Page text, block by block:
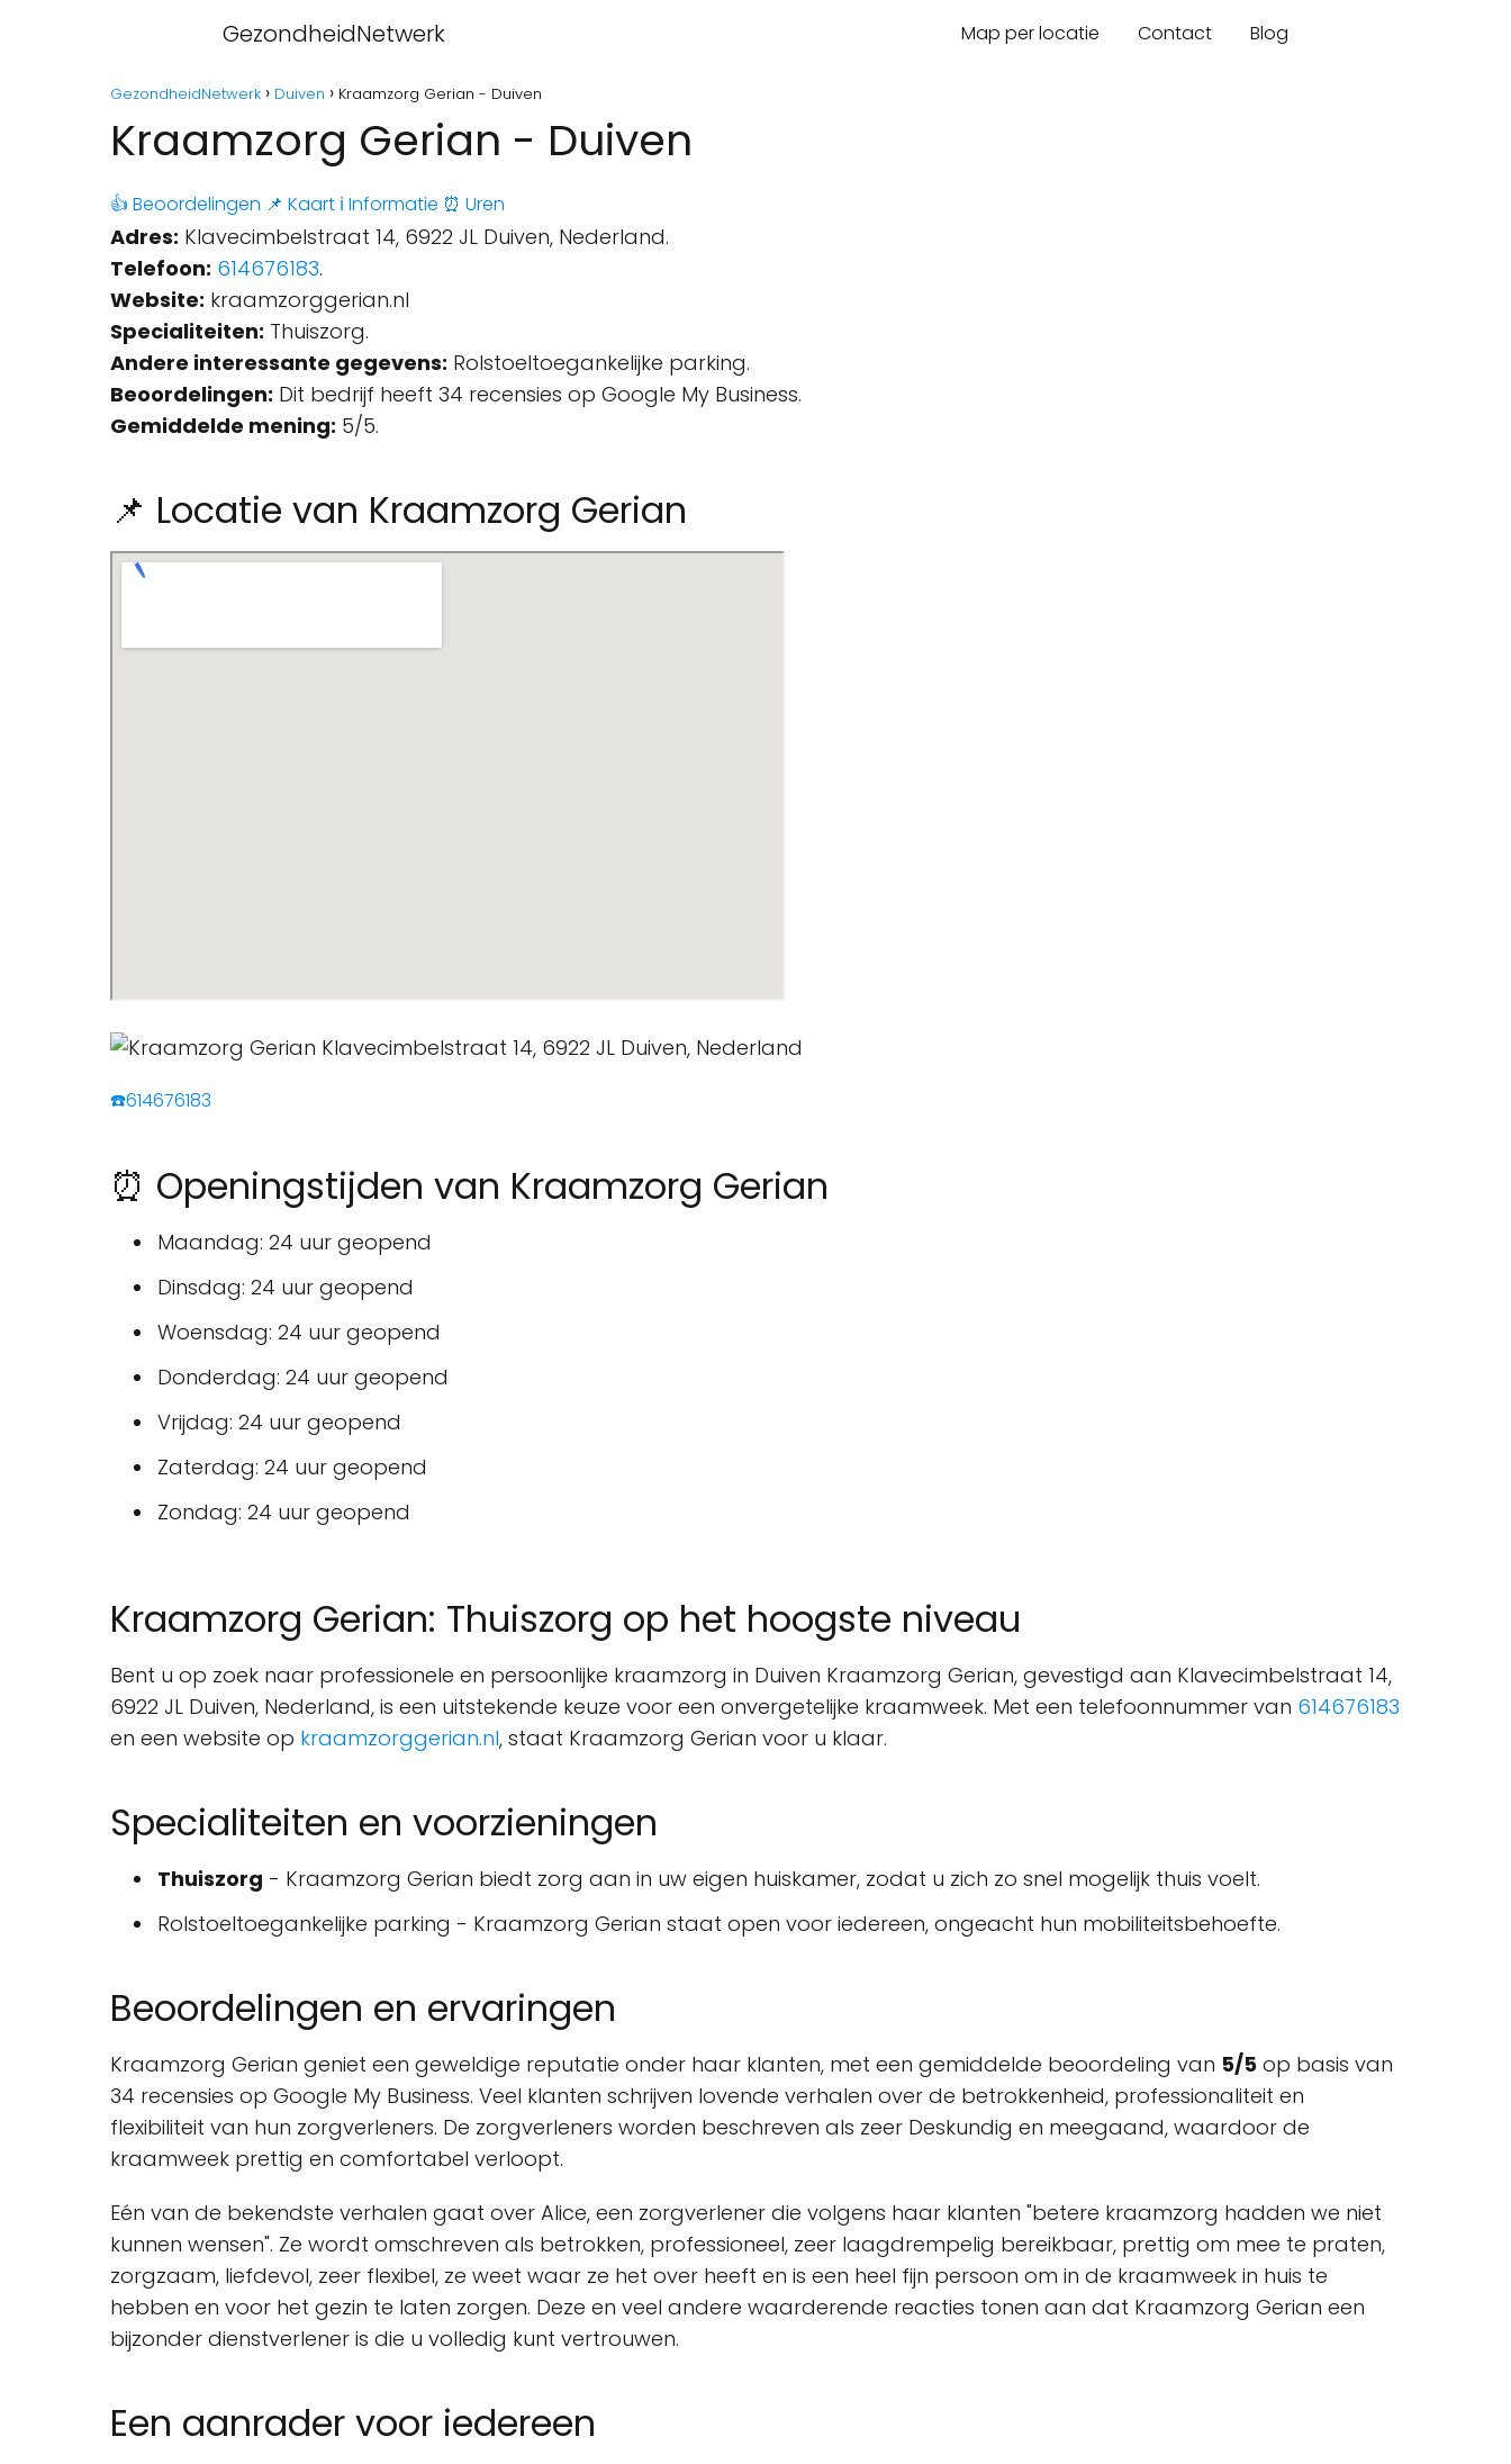
GezondheidNetwerk Map per locatie Contact Blog
GezondheidNetwerk Duiven Kraamzorg Gerian - Duiven
Kraamzorg Gerian - Duiven
👍 Beoordelingen 📌 Kaart ℹ️ Informatie ⏰ Uren
Adres: Klavecimbelstraat 14, 6922 JL Duiven, Nederland.
Telefoon: 614676183.
Website: kraamzorggerian.nl
Specialiteiten: Thuiszorg.
Andere interessante gegevens: Rolstoeltoegankelijke parking.
Beoordelingen: Dit bedrijf heeft 34 recensies op Google My Business.
Gemiddelde mening: 5/5.
📌 Locatie van Kraamzorg Gerian
☎️614676183
⏰ Openingstijden van Kraamzorg Gerian
Maandag: 24 uur geopend
Dinsdag: 24 uur geopend
Woensdag: 24 uur geopend
Donderdag: 24 uur geopend
Vrijdag: 24 uur geopend
Zaterdag: 24 uur geopend
Zondag: 24 uur geopend
Kraamzorg Gerian: Thuiszorg op het hoogste niveau
Bent u op zoek naar professionele en persoonlijke kraamzorg in Duiven Kraamzorg Gerian, gevestigd aan Klavecimbelstraat 14,
6922 JL Duiven, Nederland, is een uitstekende keuze voor een onvergetelijke kraamweek. Met een telefoonnummer van 614676183
en een website op kraamzorggerian.nl, staat Kraamzorg Gerian voor u klaar.
Specialiteiten en voorzieningen
Thuiszorg - Kraamzorg Gerian biedt zorg aan in uw eigen huiskamer, zodat u zich zo snel mogelijk thuis voelt.
Rolstoeltoegankelijke parking - Kraamzorg Gerian staat open voor iedereen, ongeacht hun mobiliteitsbehoefte.
Beoordelingen en ervaringen
Kraamzorg Gerian geniet een geweldige reputatie onder haar klanten, met een gemiddelde beoordeling van 5/5 op basis van
34 recensies op Google My Business. Veel klanten schrijven lovende verhalen over de betrokkenheid, professionaliteit en
flexibiliteit van hun zorgverleners. De zorgverleners worden beschreven als zeer Deskundig en meegaand, waardoor de
kraamweek prettig en comfortabel verloopt.
Eén van de bekendste verhalen gaat over Alice, een zorgverlener die volgens haar klanten "betere kraamzorg hadden we niet
kunnen wensen". Ze wordt omschreven als betrokken, professioneel, zeer laagdrempelig bereikbaar, prettig om mee te praten,
zorgzaam, liefdevol, zeer flexibel, ze weet waar ze het over heeft en is een heel fijn persoon om in de kraamweek in huis te
hebben en voor het gezin te laten zorgen. Deze en veel andere waarderende reacties tonen aan dat Kraamzorg Gerian een
bijzonder dienstverlener is die u volledig kunt vertrouwen.
Een aanrader voor iedereen